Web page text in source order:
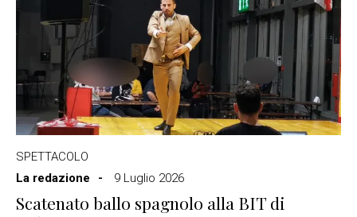
SPETTACOLO
La redazione
9 Luglio 2026
Scatenato ballo spagnolo alla BIT di